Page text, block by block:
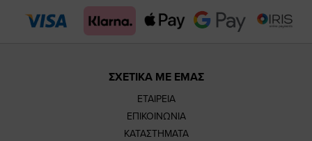
pagepage
ΣΧΕΤΙΚΑ ΜΕ ΕΜΑΣ
ΕΤΑΙΡΕΙΑ
ΕΠΙΚΟΙΝΩΝΙΑ
ΚΑΤΑΣΤΗΜΑΤΑ